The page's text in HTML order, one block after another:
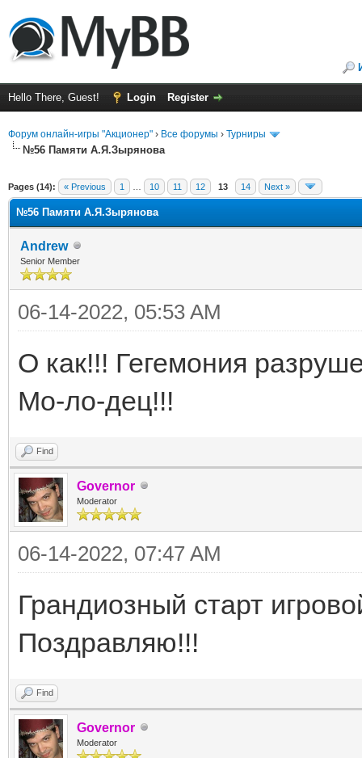
Hello There, Guest! Login Register
Форум онлайн-игры "Акционер" › Все форумы › Турниры
№56 Памяти А.Я.Зырянова
Pages (14): « Previous 1 10 11 12 13 14 Next »
№56 Памяти А.Я.Зырянова
Andrew
Senior Member
06-14-2022, 05:53 AM
О как!!! Гегемония
Мо-ло-дец!!!
Find
Governor
Moderator
06-14-2022, 07:47 AM
Грандиозный старт
Поздравляю!!!
Find
Governor
Moderator